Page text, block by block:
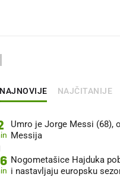
NAJNOVIJE NAJČITANIJE
Umro je Jorge Messi (68),
Messija
Nogometašice Hajduka
i nastavljaju europsku